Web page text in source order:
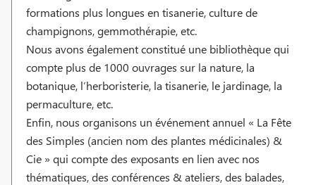
formations plus longues en tisanerie, culture de
champignons, gemmothérapie, etc.
Nous avons également constitué une bibliothèque qui
compte plus de 1000 ouvrages sur la nature, la
botanique, l’herboristerie, la tisanerie, le jardinage, la
permaculture, etc.
Enfin, nous organisons un événement annuel « La Fête
des Simples (ancien nom des plantes médicinales) &
Cie » qui compte des exposants en lien avec nos
thématiques, des conférences & ateliers, des balades,